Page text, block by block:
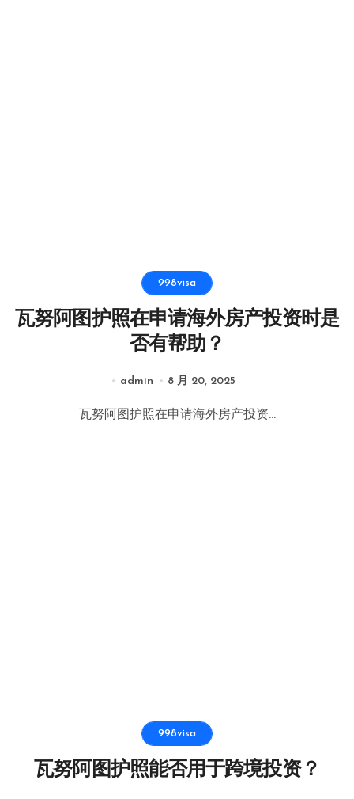
998visa
瓦努阿图护照在申请海外房产投资时是
否有帮助？
admin 8 月 20, 2025
瓦努阿图护照在申请海外房产投资...
998visa
瓦努阿图护照能否用于跨境投资？